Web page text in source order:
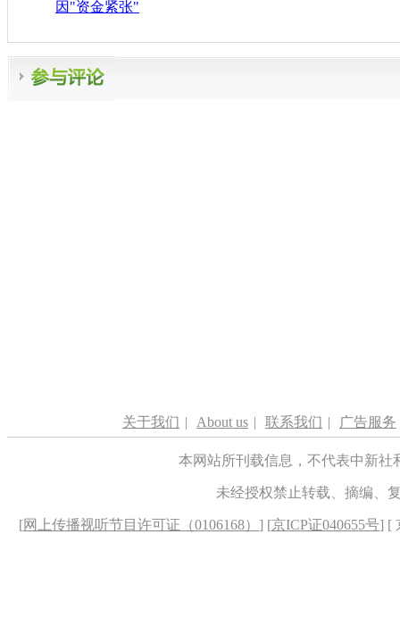
因"资金紧张"
关于我们 | About us | 联系我们 | 广告服务
本网站所刊载信息，不代表中新
未经授权禁止转载、摘编、
[网上传播视听节目许可证（0106168） ] [京ICP证040655号] [